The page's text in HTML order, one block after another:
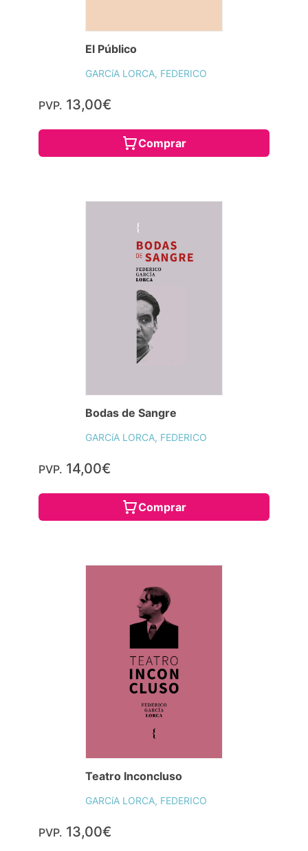
El Público
GARCíA LORCA, FEDERICO
PVP. 13,00€
Comprar
Bodas de Sangre
GARCíA LORCA, FEDERICO
PVP. 14,00€
Comprar
Teatro Inconcluso
GARCíA LORCA, FEDERICO
PVP. 13,00€